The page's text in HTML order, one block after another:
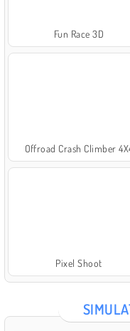
Fun Race 3D
Offroad Crash Climber
Pixel Shoot